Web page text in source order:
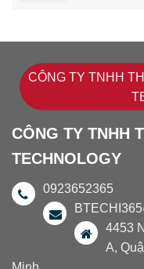
CÔNG TY TNHH
CÔNG TY TNHH
TECHNOLOGY
0923652365
4453
A,